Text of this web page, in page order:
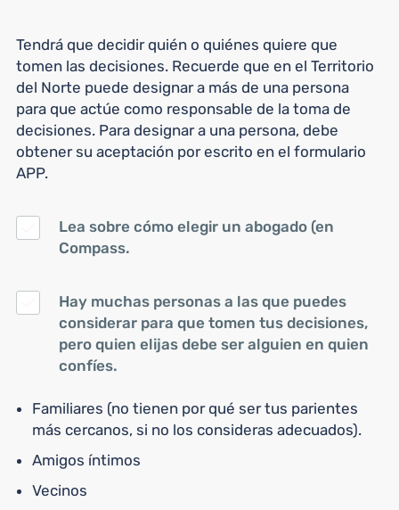
Tendrá que decidir quién o quiénes quiere que
tomen las decisiones. Recuerde que en el Territorio
del Norte puede designar a más de una persona
para que actúe como responsable de la toma de
decisiones. Para designar a una persona, debe
obtener su aceptación por escrito en el formulario
APP.
Lea sobre cómo elegir un abogado (en
Compass.
Hay muchas personas a las que puedes
considerar para que tomen tus decisiones,
pero quien elijas debe ser alguien en quien
confíes.
Familiares (no tienen por qué ser tus parientes
más cercanos, si no los consideras adecuados).
Amigos íntimos
Vecinos